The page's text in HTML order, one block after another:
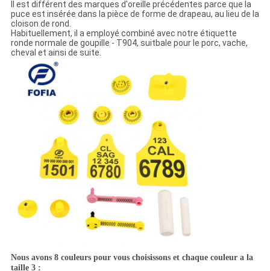
Il est différent des marques d'oreille précédentes parce que la
puce est insérée dans la pièce de forme de drapeau, au lieu de la
cloison de rond.
Habituellement, il a employé combiné avec notre étiquette
ronde normale de goupille - T904, suitbale pour le porc, vache,
cheval et ainsi de suite.
Nous avons 8 couleurs pour vous choisissons et chaque couleur a la
taille 3 :